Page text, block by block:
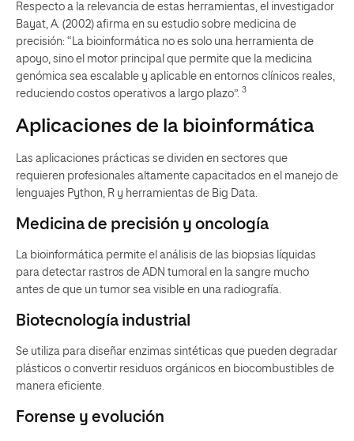
Respecto a la relevancia de estas herramientas, el investigador
Bayat, A. (2002) afirma en su estudio sobre medicina de
precisión: “La bioinformática no es solo una herramienta de
apoyo, sino el motor principal que permite que la medicina
genómica sea escalable y aplicable en entornos clínicos reales,
reduciendo costos operativos a largo plazo”. 3
Aplicaciones de la bioinformática
Las aplicaciones prácticas se dividen en sectores que
requieren profesionales altamente capacitados en el manejo de
lenguajes Python, R y herramientas de Big Data.
Medicina de precisión y oncología
La bioinformática permite el análisis de las biopsias líquidas
para detectar rastros de ADN tumoral en la sangre mucho
antes de que un tumor sea visible en una radiografía.
Biotecnología industrial
Se utiliza para diseñar enzimas sintéticas que pueden degradar
plásticos o convertir residuos orgánicos en biocombustibles de
manera eficiente.
Forense y evolución